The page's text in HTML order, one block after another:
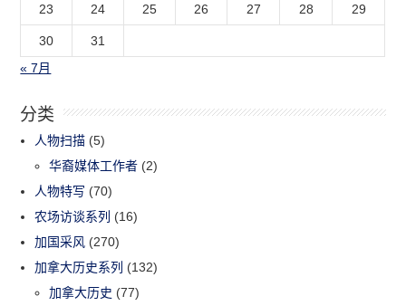
23 24 25 26 27 28 29
30
31
« 7月
分类
人物扫描 (5)
华裔媒体工作者 (2)
人物特写 (70)
农场访谈系列 (16)
加国采风 (270)
加拿大历史系列 (132)
加拿大历史 (77)